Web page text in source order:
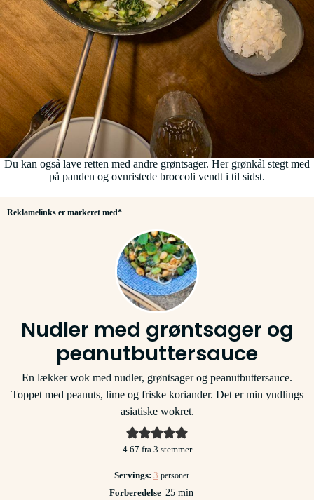
Du kan også lave retten med andre grøntsager. Her grønkål stegt med
på panden og ovnristede broccoli vendt i til sidst.
Reklamelinks er markeret med*
Nudler med grøntsager og
peanutbuttersauce
En lækker wok med nudler, grøntsager og peanutbuttersauce.
Toppet med peanuts, lime og friske koriander. Det er min yndlings
asiatiske wokret.
4.67 fra 3 stemmer
Servings: 3 personer
Forberedelse 25minutter
min